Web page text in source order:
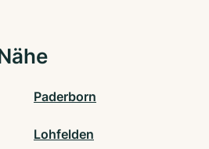
Paderborn
Lohfelden